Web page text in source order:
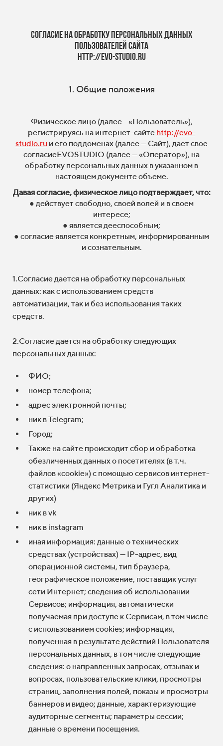
СОГЛАСИЕ НА ОБРАБОТКУ ПЕРСОНАЛЬНЫХ ДАННЫХ
ПОЛЬЗОВАТЕЛЕЙ САЙТа
http://evo-studio.ru
1. Общие положения
Физическое лицо (далее - «Пользователь»),
регистрируясь на интернет-сайте http://evo-
studio.ru и его поддоменах (далее — Сайт), дает свое
согласиеEVOSTUDIO (далее — «Оператор»), на
обработку персональных данных в указанном в
настоящем документе объеме.
Давая согласие, физическое лицо подтверждает, что:
● действует свободно, своей волей и в своем
интересе;
● является дееспособным;
● согласие является конкретным, информированным
и сознательным.
1.Согласие дается на обработку персональных
данных: как с использованием средств
автоматизации, так и без использования таких
средств.
2.Согласие дается на обработку следующих
персональных данных:
ФИО;
номер телефона;
адрес электронной почты;
ник в Telegram;
Город;
Также на сайте происходит сбор и обработка
обезличенных данных о посетителях (в т.ч.
файлов «cookie») с помощью сервисов интернет-
статистики (Яндекс Метрика и Гугл Аналитика и
других)
ник в vk
ник в instagram
иная информация: данные о технических
средствах (устройствах) — IP-адрес, вид
операционной системы, тип браузера,
географическое положение, поставщик услуг
сети Интернет; сведения об использовании
Сервисов; информация, автоматически
получаемая при доступе к Сервисам, в том числе
с использованием cookies; информация,
полученная в результате действий Пользователя
персональных данных, в том числе следующие
сведения: о направленных запросах, отзывах и
вопросах, пользовательские клики, просмотры
страниц, заполнения полей, показы и просмотры
баннеров и видео; данные, характеризующие
аудиторные сегменты; параметры сессии;
данные о времени посещения.